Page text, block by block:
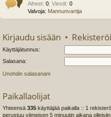
Aiheet: 0 Viestit: 0
Valvoja: Mannunvartija
Kirjaudu sisään •
Käyttäjätunnus:
Salasana:
Unohdin salasanani
Paikallaolijat
Yhteensä 335 käyttäjää paikalla :: 1
perustuu viimeisen 5 minuutin aikana